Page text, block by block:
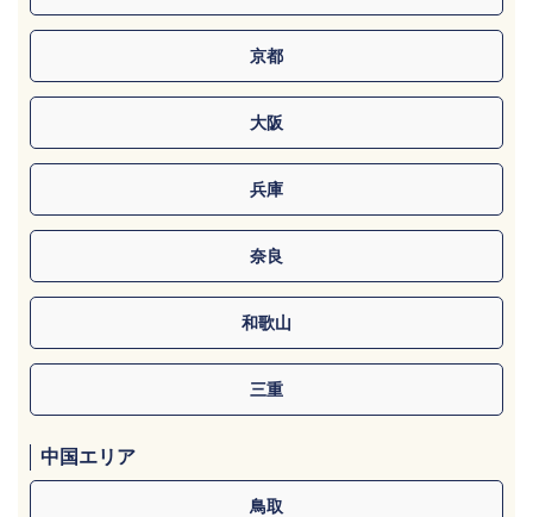
京都
大阪
兵庫
奈良
和歌山
三重
中国エリア
鳥取